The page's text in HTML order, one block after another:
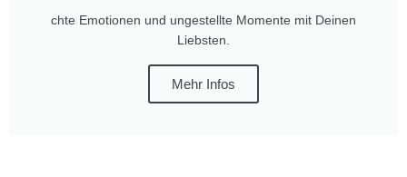
chte Emotionen und ungestellte Momente mit Deinen
Liebsten.
Mehr Infos